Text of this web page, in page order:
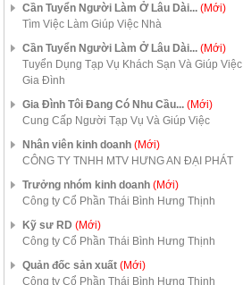
Cần Tuyển Người Làm Ở Lâu Dài... (Mới)
Tìm Việc Làm Giúp Việc Nhà
Cần Tuyển Người Làm Ở Lâu Dài... (Mới)
Tuyển Dụng Tạp Vụ Khách Sạn Và Giúp Việc
Gia Đình
Gia Đình Tôi Đang Có Nhu Cầu... (Mới)
Cung Cấp Người Tạp Vụ Và Giúp Việc
Nhân viên kinh doanh (Mới)
CÔNG TY TNHH MTV HƯNG AN ĐẠI PHÁT
Trưởng nhóm kinh doanh (Mới)
Công ty Cổ Phần Thái Bình Hưng Thịnh
Kỹ sư RD (Mới)
Công ty Cổ Phần Thái Bình Hưng Thịnh
Quản đốc sản xuất (Mới)
Công ty Cổ Phần Thái Bình Hưng Thịnh